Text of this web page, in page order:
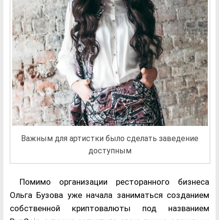
Важным для артистки было сделать заведение
доступным
Помимо организации ресторанного бизнеса
Ольга Бузова уже начала заниматься созданием
собственной криптовалюты под названием